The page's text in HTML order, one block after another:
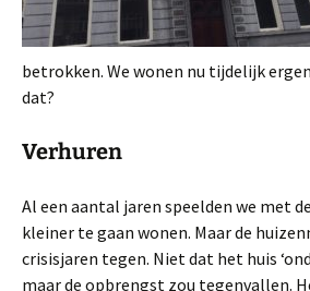
betrokken. We wonen nu tijdelijk
dat?
Verhuren
Al een aantal jaren speelden we met
kleiner te gaan wonen. Maar de
crisisjaren tegen. Niet dat het huis
maar de opbrengst zou tegenvallen.